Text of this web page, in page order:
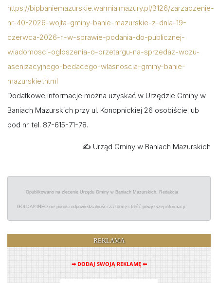
https://bipbaniemazurskie.warmia.mazury.pl/3126/zarzadzenie-
nr-40-2026-wojta-gminy-banie-mazurskie-z-dnia-19-
czerwca-2026-r.-w-sprawie-podania-do-publicznej-
wiadomosci-ogloszenia-o-przetargu-na-sprzedaz-wozu-
asenizacyjnego-bedacego-wlasnoscia-gminy-banie-
mazurskie..html
Dodatkowe informacje można uzyskać w Urzędzie Gminy w
Baniach Mazurskich przy ul. Konopnickiej 26 osobiście lub
pod nr. tel. 87-615-71-78.
✍️ Urząd Gminy w Baniach Mazurskich
Opublikowano na zlecenie Urzędu Gminy w Baniach Mazurskich. Redakcja
GOLDAP.INFO nie ponosi odpowiedzialności za formę i treść powyższej informacji.
REKLAMA
➡ DODAJ SWOJĄ REKLAMĘ ⬅